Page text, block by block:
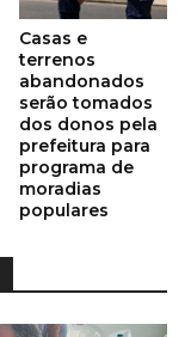
Casas e
terrenos
abandonados
serão tomados
dos donos pela
prefeitura para
programa de
moradias
populares